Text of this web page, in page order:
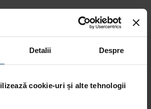
Detalii Despre
cookie-uri și alte tehnologii
va concura
in Raliul